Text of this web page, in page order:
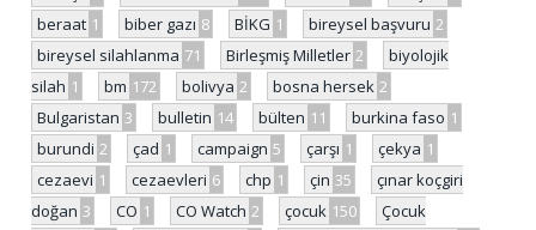
beraat 1 biber gazı 8 BİKG 1 bireysel başvuru 2
bireysel silahlanma 71 Birleşmiş Milletler 2
biyolojik
silah 1 bm 172 bolivya 2 bosna hersek 2
Bulgaristan 3 bulletin 14 bülten 11 burkina faso 1
burundi 2 çad 1 campaign 5 çarşı 1 çekya 1
cezaevi 1 cezaevleri 6 chp 1 çin 35
çınar koçgiri
doğan 3 CO 1 CO Watch 2 çocuk 150
Çocuk